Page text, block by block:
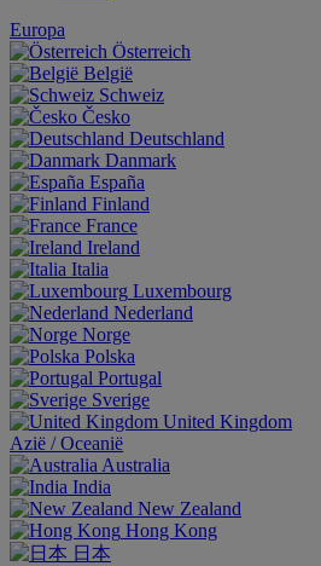
Europa
Österreich
België
Schweiz
Česko
Deutschland
Danmark
España
Finland
France
Ireland
Italia
Luxembourg
Nederland
Norge
Polska
Portugal
Sverige
United Kingdom
Aziё / Oceaniё
Australia
India
New Zealand
Hong Kong
日本